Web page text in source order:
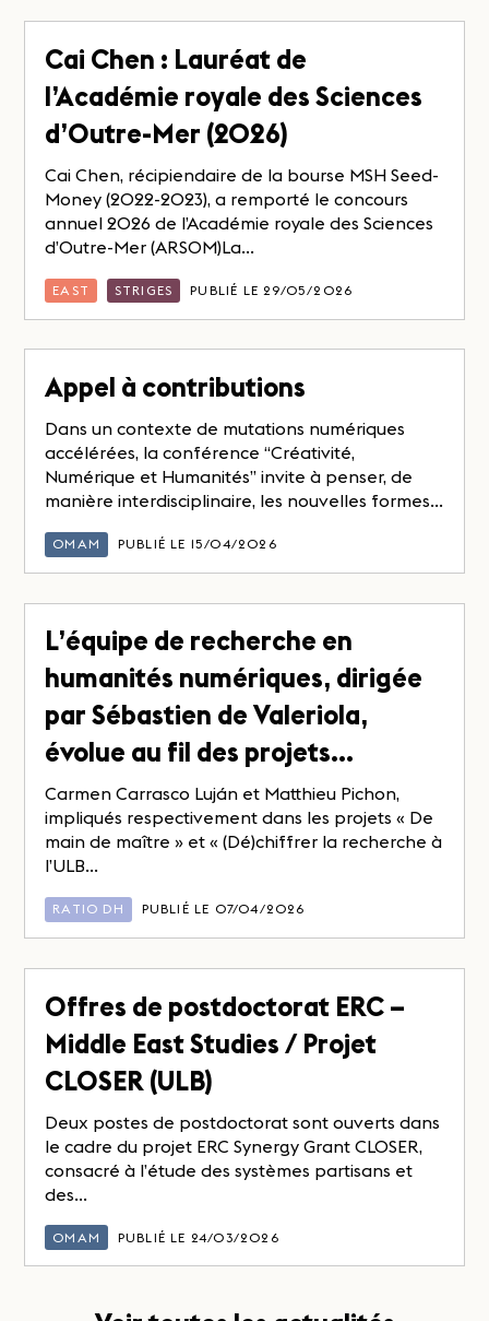
Cai Chen : Lauréat de
l’Académie royale des Sciences
d’Outre-Mer (2026)
Cai Chen, récipiendaire de la bourse MSH Seed-
Money (2022-2023), a remporté le concours
annuel 2026 de l’Académie royale des Sciences
d’Outre-Mer (ARSOM)La...
EAST STRIGES PUBLIÉ LE 29/05/2026
Appel à contributions
Dans un contexte de mutations numériques
accélérées, la conférence “Créativité,
Numérique et Humanités” invite à penser, de
manière interdisciplinaire, les nouvelles formes...
OMAM PUBLIÉ LE 15/04/2026
L’équipe de recherche en
humanités numériques, dirigée
par Sébastien de Valeriola,
évolue au fil des projets…
Carmen Carrasco Luján et Matthieu Pichon,
impliqués respectivement dans les projets « De
main de maître » et « (Dé)chiffrer la recherche à
l’ULB...
RATIO DH PUBLIÉ LE 07/04/2026
Offres de postdoctorat ERC –
Middle East Studies / Projet
CLOSER (ULB)
Deux postes de postdoctorat sont ouverts dans
le cadre du projet ERC Synergy Grant CLOSER,
consacré à l’étude des systèmes partisans et
des...
OMAM PUBLIÉ LE 24/03/2026